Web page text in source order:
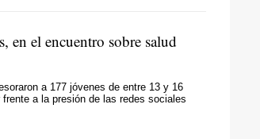
el encuentro sobre salud
a 177 jóvenes de entre 13 y 16
a la presión de las redes sociales